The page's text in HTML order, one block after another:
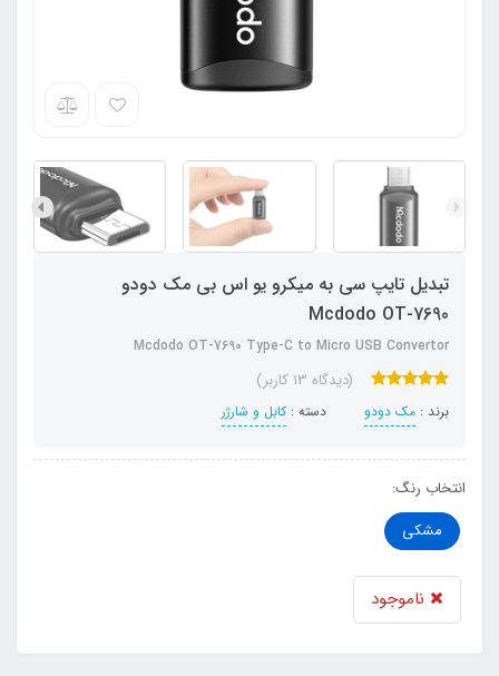
تبدیل تایپ سی به میکرو یو اس بی مک دودو
Mcdodo OT-7690
Mcdodo OT-7690 Type-C to Micro USB Convertor
(دیدگاه 13 کاربر)
برند : مک دودو دسته :کابل و شارژر
انتخاب رنگ:
مشکی
ناموجود